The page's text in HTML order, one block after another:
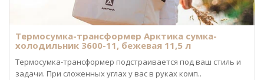
Термосумка-трансформер Арктика сумка-
холодильник 3600-11, бежевая 11,5 л
Термосумка-трансформер подстраивается под ваш стиль и
задачи. При сложенных углах у вас в руках комп..